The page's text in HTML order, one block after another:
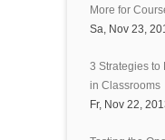
More for
Sa, Nov 23,
3 Strategies to
in Classrooms
Fr, Nov 22,